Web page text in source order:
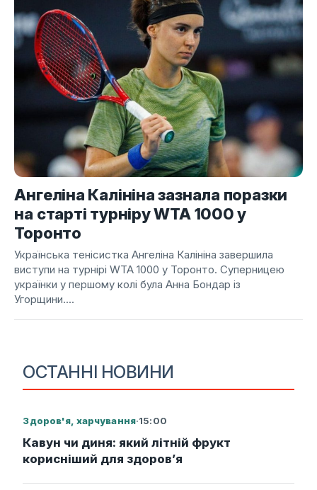
ОСТАННІ НОВИНИ
Здоров'я, харчування·15:00
Кавун чи диня: який літній фрукт
корисніший для здоров’я
Ангеліна Калініна зазнала поразки
на старті турніру WTA 1000 у
Торонто
Українська тенісистка Ангеліна Калініна завершила
виступи на турнірі WTA 1000 у Торонто. Суперницею
українки у першому колі була Анна Бондар із
Угорщини....